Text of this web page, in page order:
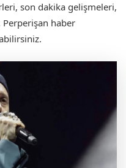
son dakika gelişmeleri,
haber